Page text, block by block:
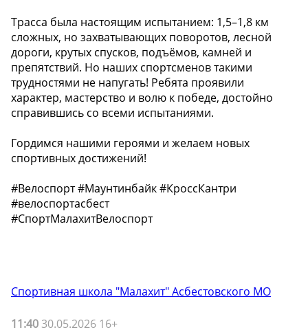
Трасса была настоящим испытанием: 1,5–1,8 км
сложных, но захватывающих поворотов, лесной
дороги, крутых спусков, подъёмов, камней и
препятствий. Но наших спортсменов такими
трудностями не напугать! Ребята проявили
характер, мастерство и волю к победе, достойно
справившись со всеми испытаниями.
Гордимся нашими героями и желаем новых
спортивных достижений!
#Велоспорт #Маунтинбайк #КроссКантри
#велоспортасбест
#СпортМалахитВелоспорт
Спортивная школа "Малахит" Асбестовского МО
11:40 30.05.2026 16+